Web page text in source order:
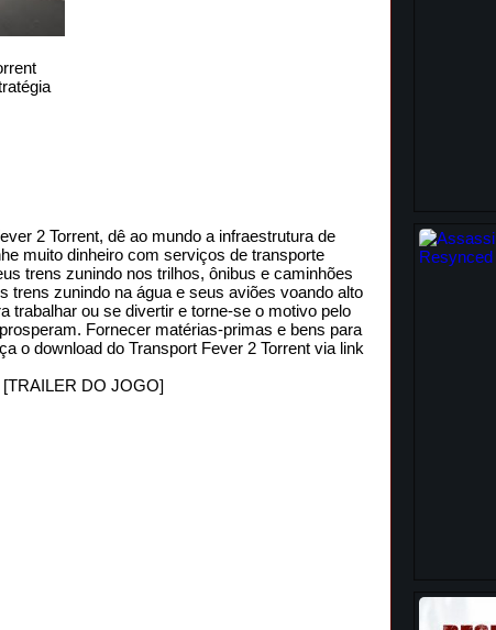
2 Torrent, dê ao mundo a infraestrutura de
muito dinheiro com serviços de transporte
trens zunindo nos trilhos, ônibus e caminhões
trens zunindo na água e seus aviões voando alto
trabalhar ou se divertir e torne-se o motivo pelo
Fornecer matérias-primas e bens para
o download do Transport Fever 2 Torrent via link
[TRAILER DO JOGO]